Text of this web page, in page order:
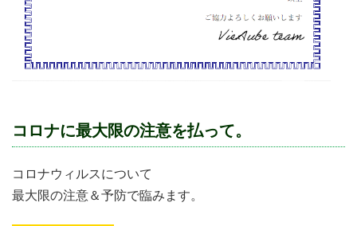
コロナに最大限の注意を払って。
コロナウィルスについて
最大限の注意＆予防で臨みます。